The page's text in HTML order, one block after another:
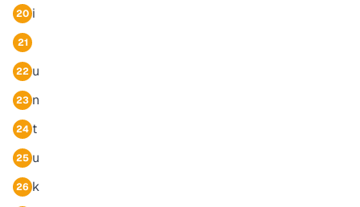
20 i
21
22 u
23 n
24 t
25 u
26 k